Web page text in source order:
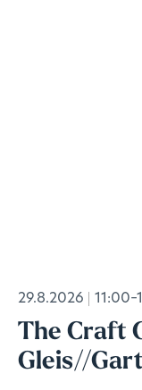
29.8.2026
The Craft
Gleis//